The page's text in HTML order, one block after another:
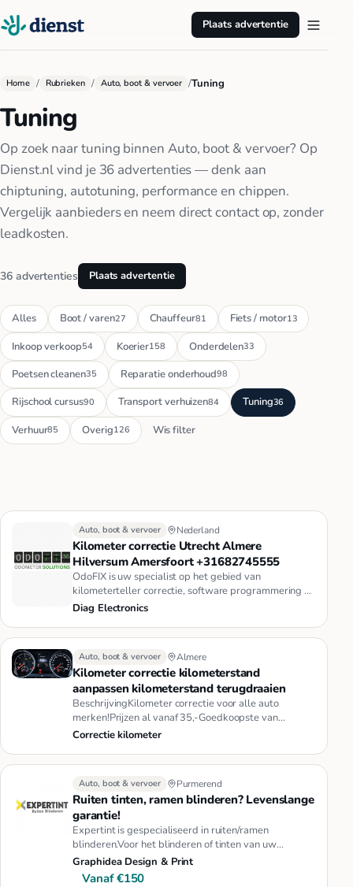
Plaats advertentie
Home / Rubrieken / Auto, boot & vervoer /Tuning
Tuning
Op zoek naar tuning binnen Auto, boot & vervoer? Op
Dienst.nl vind je 36 advertenties — denk aan
chiptuning, autotuning, performance en chippen.
Vergelijk aanbieders en neem direct contact op, zonder
leadkosten.
36 advertenties Plaats advertentie
Alles Boot / varen27 Chauffeur81 Fiets / motor13
Inkoop verkoop54 Koerier158 Onderdelen33
Poetsen cleanen35 Reparatie onderhoud98
Rijschool cursus90 Transport verhuizen84 Tuning36
Verhuur85 Overig126 Wis filter
Auto, boot & vervoer Nederland
Kilometer correctie Utrecht Almere
Hilversum Amersfoort +31682745555
OdoFIX is uw specialist op het gebied van
kilometerteller correctie, software programmering en
teller reparatie.Redenen …
Diag Electronics
Auto, boot & vervoer Almere
Kilometer correctie kilometerstand
aanpassen kilometerstand terugdraaien
BeschrijvingKilometer correctie voor alle auto
merken!Prijzen al vanaf 35,-Goedkoopste van
Nederland24/7 beschikbaar kil…
Correctie kilometer
Auto, boot & vervoer Purmerend
Ruiten tinten, ramen blinderen? Levenslange
garantie!
Expertint is gespecialiseerd in ruiten/ramen
blinderen.Voor het blinderen of tinten van uw
autoruiten bent u bij Experti…
Graphidea Design & Print
Vanaf €150